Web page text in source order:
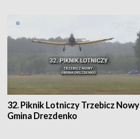
32. Piknik Lotniczy Trzebicz Nowy
Gmina Drezdenko